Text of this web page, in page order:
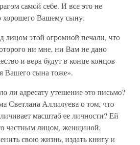
самой себе. И все это не
хорошего Вашему сыну.
лицом этой огромной печали, что
ни мне, ни Вам не дано
и вера будут в конце концов
Вашего сына тоже».
ли адресату утешение это письмо?
Светлана Аллилуева о том, что
масштаб ее личности? Ей
частным лицом, женщиной,
свою жизнь, издать книгу и